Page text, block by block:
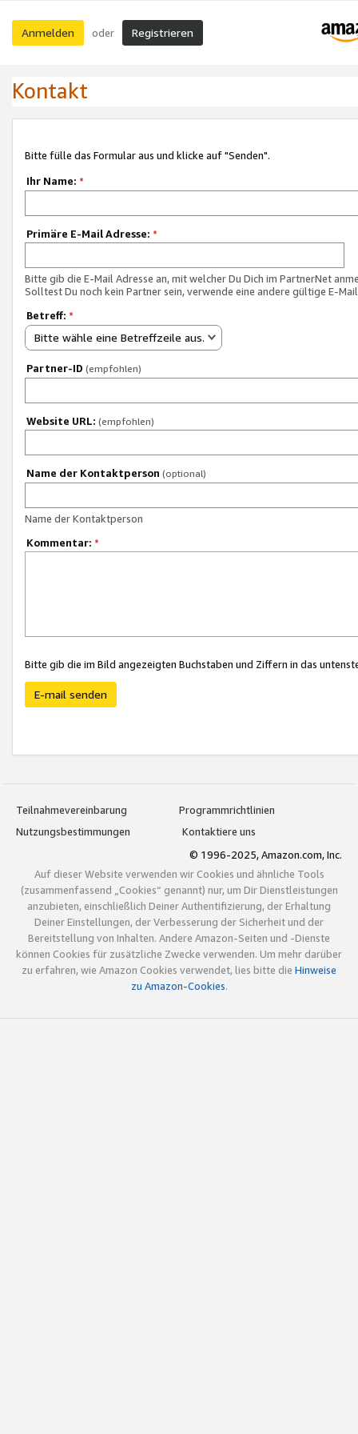
Anmelden oder Registrieren
Kontakt
Bitte fülle das Formular aus und klicke auf "Senden".
Ihr Name: *
Primäre E-Mail Adresse: *
Bitte gib die E-Mail Adresse an, mit welcher Du Dich im PartnerNet
Solltest Du noch kein Partner sein, verwende eine andere gültige E-
Betreff: *
Bitte wähle eine Betreffzeile aus.
Partner-ID (empfohlen)
Website URL: (empfohlen)
Name der Kontaktperson (optional)
Name der Kontaktperson
Kommentar: *
Bitte gib die im Bild angezeigten Buchstaben und Ziffern in das
E-mail senden
Teilnahmevereinbarung
Programmrichtlinien
Nutzungsbestimmungen
Kontaktiere uns
© 1996-2025, Amazon.com, Inc.
Auf dieser Website verwenden wir Cookies und ähnliche Tools
(zusammenfassend „Cookies“ genannt) nur, um Dir Dienstleistungen
anzubieten, einschließlich Deiner Authentifizierung, der Erhaltung
Deiner Einstellungen, der Verbesserung der Sicherheit und der
Bereitstellung von Inhalten. Andere Amazon-Seiten und -Dienste
können Cookies für zusätzliche Zwecke verwenden. Um mehr darüber
zu erfahren, wie Amazon Cookies verwendet, lies bitte die Hinweise
zu Amazon-Cookies.